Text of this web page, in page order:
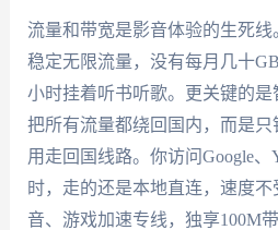
流量和带宽是影音体验的生死线
稳定无限流量，没有每月几十
小时挂着听书听歌。更关键的
把所有流量都绕回国内，而是
用走回国线路。你访问Google、
时，走的还是本地直连，速度
音、游戏加速专线，独享100M